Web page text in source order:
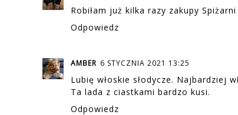
Robiłam już kilka razy zakupy
Odpowiedz
AMBER 6 STYCZNIA 2021 13:25
Lubię włoskie słodycze. Najbardziej
Ta lada z ciastkami bardzo kusi.
Odpowiedz